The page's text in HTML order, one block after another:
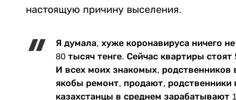
настоящую причину выселения.
Я думала, хуже коронавируса ничего
80 тысяч тенге. Сейчас квартиры
И всех моих знакомых,
якобы ремонт, продают,
казахстанцы в среднем зарабатывают